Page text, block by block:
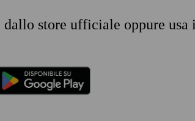
dallo store ufficiale oppure usa